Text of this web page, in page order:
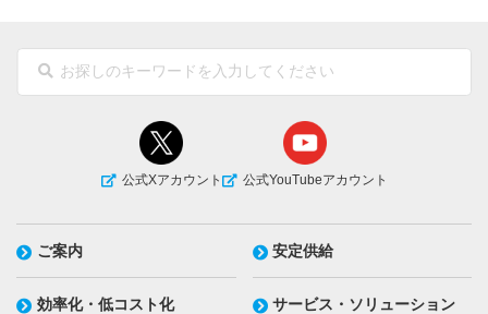
公式Xアカウント 公式YouTubeアカウント
ご案内 安定供給
効率化・低コスト化 サービス・ソリューション